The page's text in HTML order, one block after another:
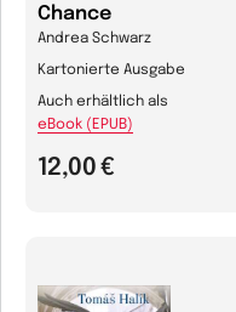
Chance
Andrea Schwarz
Kartonierte Ausgabe
12,00 €
Auch erhältlich als
eBook (EPUB)